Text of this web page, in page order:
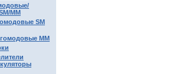
MM
SM
MM